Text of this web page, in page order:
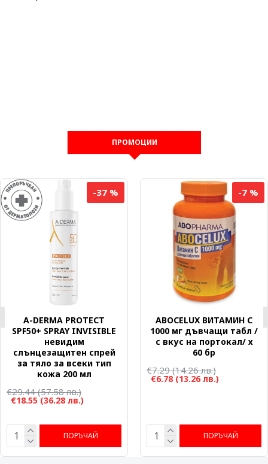
ПРОМОЦИИ
-37 %
A-DERMA PROTECT
SPF50+ SPRAY INVISIBLE
невидим
слънцезащитен спрей
за тяло за всеки тип
кожа 200 мл
€18.55(36.28 лв.)
€29.44(57.58 лв.)
ПОРЪЧАЙ
-7 %
ABOCELUX ВИТАМИН C
1000 мг дъвчащи табл /
с вкус на портокал/ х
60 бр
€6.78(13.26 лв.)
€7.29(14.26 лв.)
ПОРЪЧАЙ